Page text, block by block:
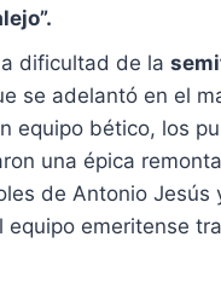
dificultad de la
se adelantó en el
equipo bético, los
una épica
de Antonio Jesús
equipo emeritense